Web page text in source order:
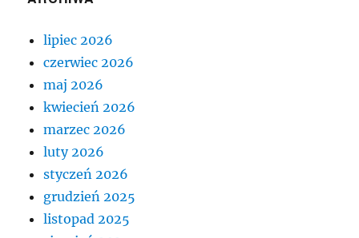
lipiec 2026
czerwiec 2026
maj 2026
kwiecień 2026
marzec 2026
luty 2026
styczeń 2026
grudzień 2025
listopad 2025